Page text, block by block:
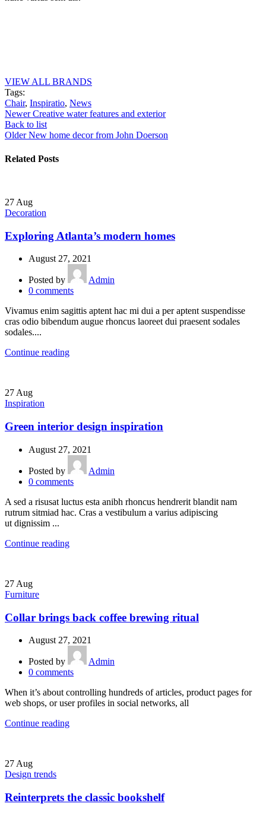
VIEW ALL BRANDS
Tags:
Chair, Inspiratio, News
Newer Creative water features and exterior
Back to list
Older New home decor from John Doerson
Related Posts
27 Aug
Decoration
Exploring Atlanta’s modern homes
August 27, 2021
Posted by
Admin
0 comments
Vivamus enim sagittis aptent hac mi dui a per aptent suspendisse
cras odio bibendum augue rhoncus laoreet dui praesent sodales
sodales....
Continue reading
27Aug
Inspiration
Green interior design inspiration
August 27, 2021
Posted by
Admin
0 comments
A sed a risusat luctus esta anibh rhoncus hendrerit blandit nam
rutrum sitmiad hac. Cras a vestibulum a varius adipiscing
ut dignissim ...
Continue reading
27 Aug
Furniture
Collar brings back coffee brewing ritual
August 27, 2021
Posted by
Admin
0 comments
When it’s about controlling hundreds of articles, product pages for
web shops, or user profiles in social networks, all
Continue reading
27 Aug
Design trends
Reinterprets the classic bookshelf